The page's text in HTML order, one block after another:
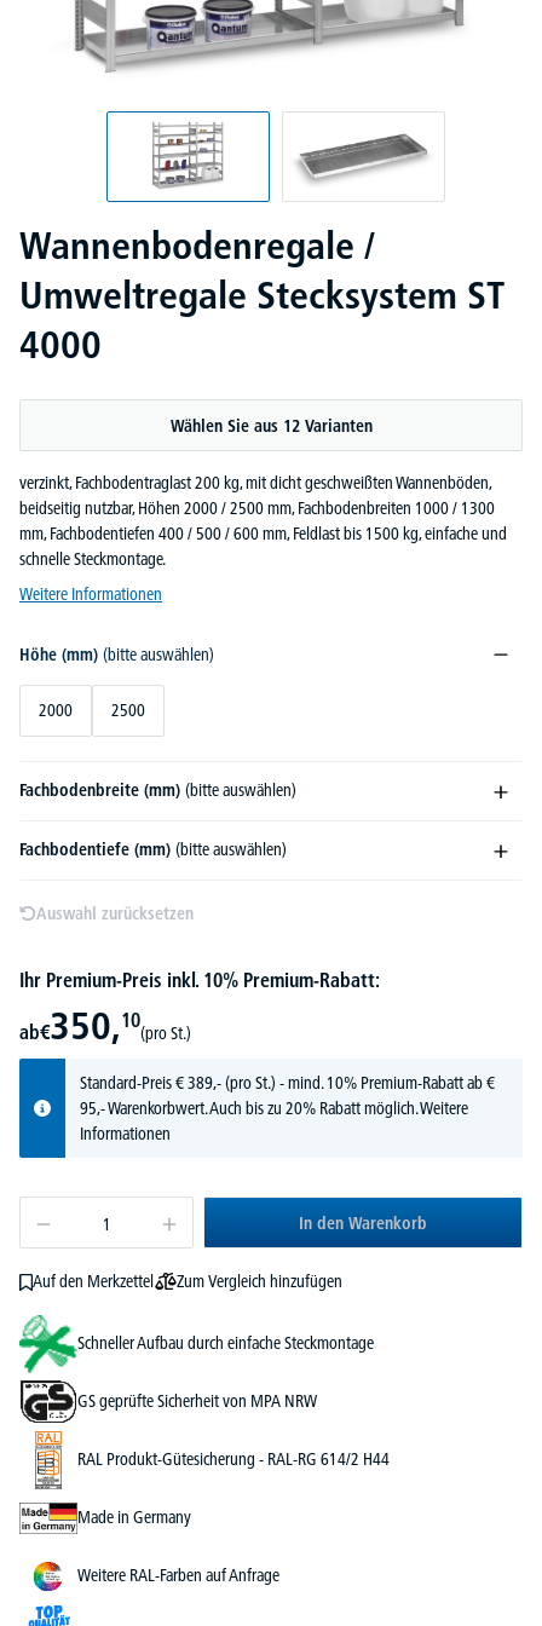
Wannenbodenregale /
Umweltregale Stecksystem ST
4000
Wählen Sie aus 12 Varianten
verzinkt, Fachbodentraglast 200 kg, mit dicht geschweißten Wannenböden,
beidseitig nutzbar, Höhen 2000 / 2500 mm, Fachbodenbreiten 1000 / 1300
mm, Fachbodentiefen 400 / 500 / 600 mm, Feldlast bis 1500 kg, einfache und
schnelle Steckmontage.
Weitere Informationen
Höhe (mm) (bitte auswählen)
2000 2500
Fachbodenbreite (mm) (bitte auswählen)
Fachbodentiefe (mm) (bitte auswählen)
Auswahl zurücksetzen
Ihr Premium-Preis inkl. 10% Premium-Rabatt:
ab€350,10
(pro St.)
Standard-Preis€389,-(pro St.) - mind. 10% Premium-Rabatt ab €
95,- Warenkorbwert. Auch bis zu 20% Rabatt möglich.Weitere
Informationen
In den Warenkorb
Auf den Merkzettel Zum Vergleich hinzufügen
Schneller Aufbau durch einfache Steckmontage
GS geprüfte Sicherheit von MPA NRW
RAL Produkt-Gütesicherung - RAL-RG 614/2 H44
Made in Germany
Weitere RAL-Farben auf Anfrage